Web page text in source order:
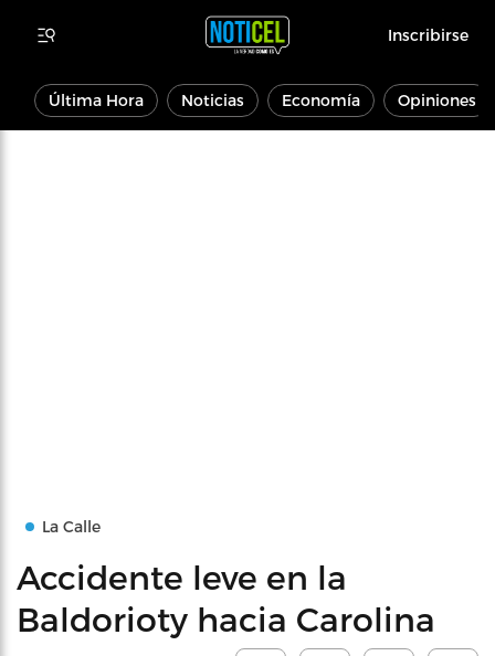
Inscribirse
Última Hora Noticias Economía Opiniones
La Calle
Accidente leve en la
Baldorioty hacia Carolina